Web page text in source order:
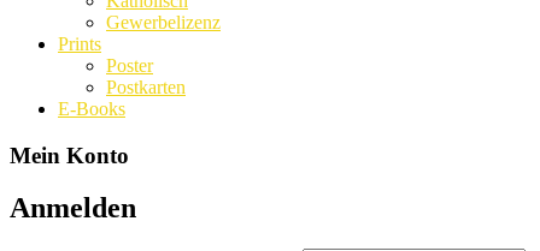
Gewerbelizenz
Prints
Poster
Postkarten
E-Books
Mein Konto
Anmelden